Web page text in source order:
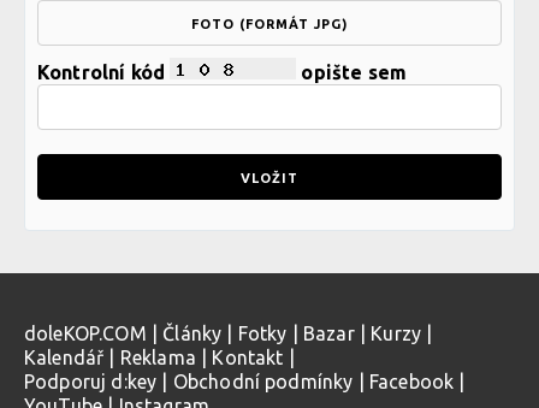
FOTO (FORMÁT JPG)
Kontrolní kód opište sem
doleKOP.COM Články Fotky Bazar| Kurzy
Kalendář
Reklama Kontakt
Podporuj d:key
Obchodní podmínky Facebook